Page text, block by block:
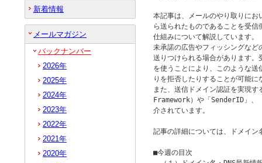
本記事は、メールのやり取りに
ら送られたものであることを受
仕組みについて解説しています。
未承諾の広告やフィッシングな
送りつけられる場合があります
を使うことにより、このような
りを拒否したりすることが可能に
また、送信ドメイン認証を実現
Framework）や「SenderID」
介されています。
記事の詳細については、ドメイン
■今週の目次
新着情報
メールマガジン
バックナンバー
2026年
2025年
2024年
2023年
2022年
2021年
2020年